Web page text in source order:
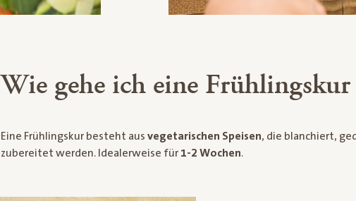
Wie gehe ich eine Frühlingskur
Eine Frühlingskur besteht aus vegetarischen Speisen, die blanchiert,
zubereitet werden. Idealerweise für 1-2 Wochen.